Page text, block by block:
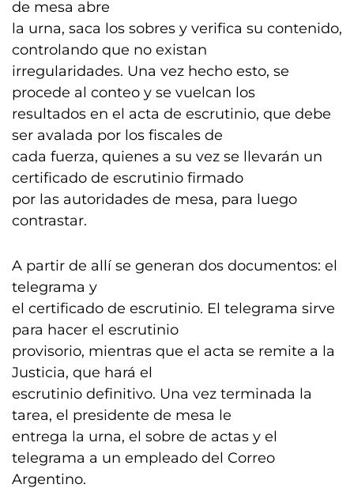
de mesa abre
la urna, saca los sobres y verifica su contenido,
controlando que no existan
irregularidades. Una vez hecho esto, se
procede al conteo y se vuelcan los
resultados en el acta de escrutinio, que debe
ser avalada por los fiscales de
cada fuerza, quienes a su vez se llevarán un
certificado de escrutinio firmado
por las autoridades de mesa, para luego
contrastar.
A partir de allí se generan dos documentos: el
telegrama y
el certificado de escrutinio. El telegrama sirve
para hacer el escrutinio
provisorio, mientras que el acta se remite a la
Justicia, que hará el
escrutinio definitivo. Una vez terminada la
tarea, el presidente de mesa le
entrega la urna, el sobre de actas y el
telegrama a un empleado del Correo
Argentino.